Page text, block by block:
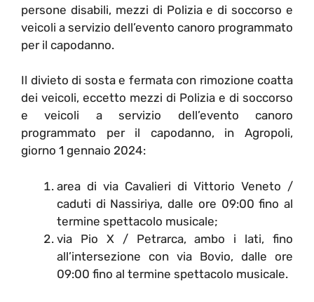
persone disabili, mezzi di Polizia e di soccorso e
veicoli a servizio dell’evento canoro programmato
per il capodanno.
Il divieto di sosta e fermata con rimozione coatta
dei veicoli, eccetto mezzi di Polizia e di soccorso
e veicoli a servizio dell’evento canoro
programmato per il capodanno, in Agropoli,
giorno 1 gennaio 2024:
area di via Cavalieri di Vittorio Veneto /
caduti di Nassiriya, dalle ore 09:00 fino al
termine spettacolo musicale;
via Pio X / Petrarca, ambo i lati, fino
all’intersezione con via Bovio, dalle ore
09:00 fino al termine spettacolo musicale.